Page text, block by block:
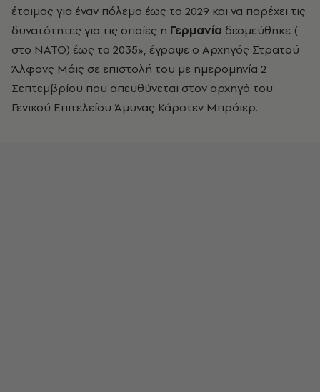
έτοιμος για έναν πόλεμο έως το 2029 και να παρέχει τις
δυνατότητες για τις οποίες η Γερμανία δεσμεύθηκε (
στο ΝΑΤΟ) έως το 2035», έγραψε ο Αρχηγός Στρατού
Άλφονς Μάις σε επιστολή του με ημερομηνία 2
Σεπτεμβρίου που απευθύνεται στον αρχηγό του
Γενικού Επιτελείου Άμυνας Κάρστεν Μπρόιερ.